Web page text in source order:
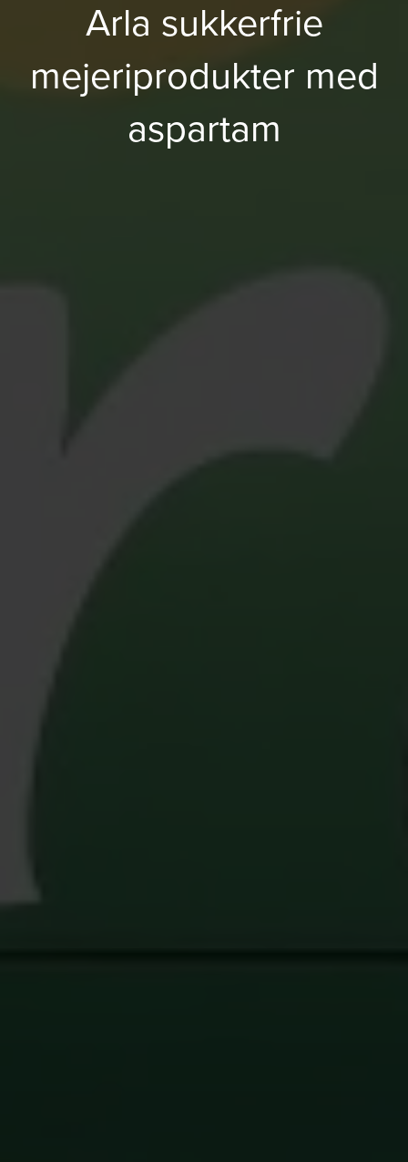
Arla sukkerfrie
mejeriprodukter med
aspartam